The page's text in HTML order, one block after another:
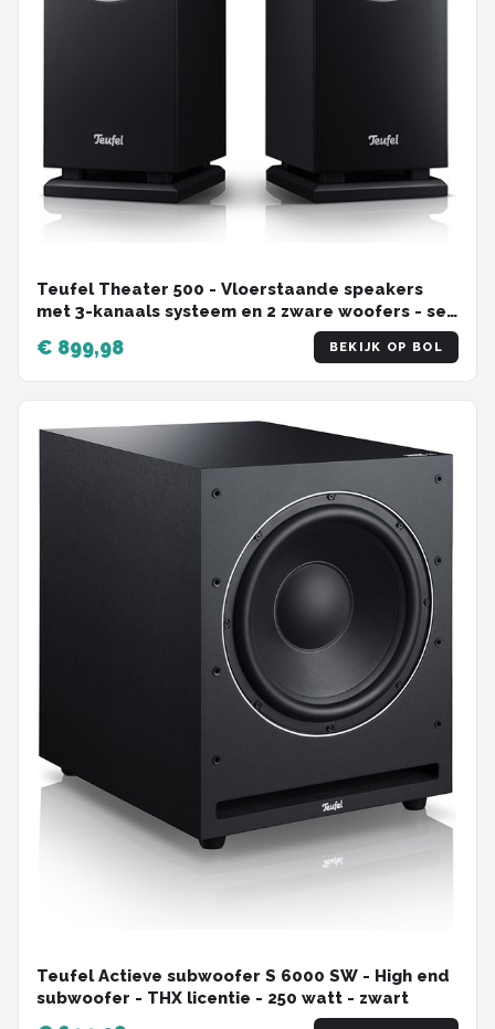
Teufel Theater 500 - Vloerstaande speakers
met 3-kanaals systeem en 2 zware woofers - set
€ 899,98 BEKIJK OP BOL
Teufel Actieve subwoofer S 6000 SW - High end
subwoofer - THX licentie - 250 watt - zwart